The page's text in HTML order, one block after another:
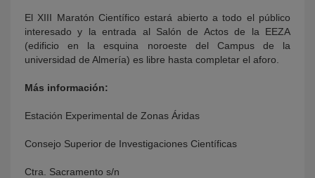
El XIII Maratón Científico estará abierto a todo el público
interesado y la entrada al Salón de Actos de la EEZA
(edificio en la esquina noroeste del Campus de la
universidad de Almería) es libre hasta completar el aforo.
Más información:
Estación Experimental de Zonas Áridas
Consejo Superior de Investigaciones Científicas
Ctra. Sacramento s/n